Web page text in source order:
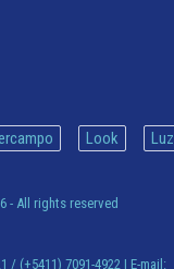
Look Luz
- All rights reserved
/ (+5411) 7091-4922| E-mail: